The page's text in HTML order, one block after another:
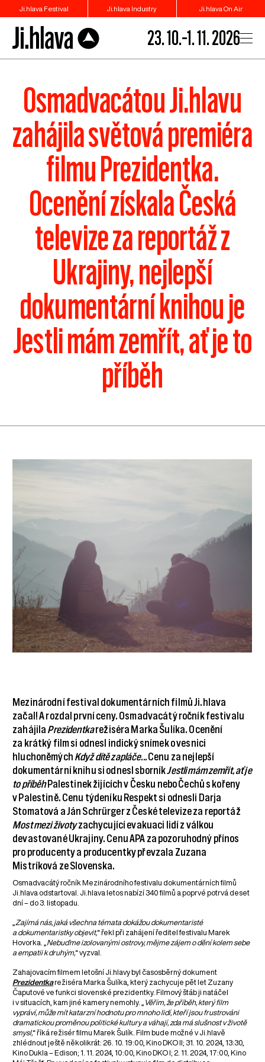
Ji.hlava Festival Ji.hlava Industry Ji.hlava On Air
23. 10.–1. 11. 2026
Osmadvacátou Ji.hlavu
zahájila světová premiéra
filmu Prezidentka.
Ocenění získala Česká
televize za reportáž z
Ukrajiny, nejlepší
dokumentární knihou je
Jestli mám zemřít, ať je to
příběh
Mezinárodní festival dokumentárních filmů Ji.hlava
začal! A rozdal první ceny. Osmadvacátý ročník festivalu
zahájila Prezidentkarežiséra Marka Šulíka. Ocenění
za krátký film si odnesl indický snímek o vesnici
hluchoněmých Když dítě zapláče...Cenu za nejlepší
dokumentární knihu si odnesl sborníkJestli mám zemřít, ať je
to příběhPalestinek žijících v Česku nebo Čechů s kořeny
v Palestině. Cenu týdeníku Respekt si odnesli Darja
Stomatová a Ján Schrürger z České televize za reportáž
Most mezi životyzachycující evakuaci lidí z válkou
devastované Ukrajiny. Cenu APA za pozoruhodný přínos
pro producenty a producentky převzala Zuzana
Mistríková ze Slovenska.
Osmadvacátý ročník Mezinárodního festivalu dokumentárních filmů
Ji.hlava odstartoval. Ji.hlava letos nabízí 340 filmů a poprvé potrvá deset
dní – do 3. listopadu.
Zajímá nás, jaká všechna témata dokážou dokumentaristé
a dokumentaristky objevit,“ řekl při zahájení ředitel festivalu Marek
Hovorka. „ Nebuďme izolovanými ostrovy, mějme zájem o dění kolem sebe
a empatii k druhým,“ vyzval.
Zahajovacím filmem letošní Ji.hlavy byl časosběrný dokument
Prezidentkarežiséra Marka Šulíka, který zachycuje pět let Zuzany
Čaputové ve funkci slovenské prezidentky. Filmový štáb ji natáčel
i v situacích, kam jiné kamery nemohly. „
Věřím, že příběh, který film
vypráví, může mít katarzní hodnotu pro mnoho lidí, kteří jsou frustrováni
dramatickou proměnou politické kultury a váhají, zda má slušnost v životě
smysl,“ říká režisér filmu Marek Šulík. Film bude možné v Ji.hlavě
zhlédnout ještě několikrát: 26. 10. 19:00, Kino DKO II; 31. 10. 2024, 13:30,
Kino Dukla – Edison; 1. 11. 2024, 10:00, Kino DKO I; 2. 11. 2024, 17:00, Kino